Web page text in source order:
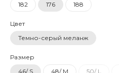
182
176 188
Цвет
Темно-серый меланж
Размер
46/ S
48/ M 50/ L